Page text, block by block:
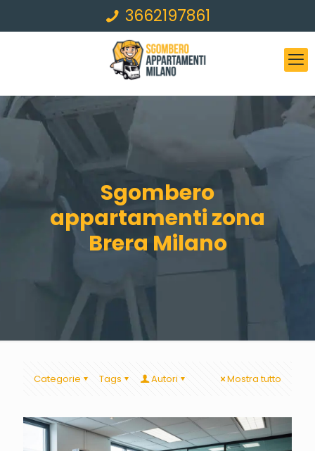
3662197861
Sgombero
appartamenti zona
Brera Milano
Categorie Tags Autori Mostra tutto